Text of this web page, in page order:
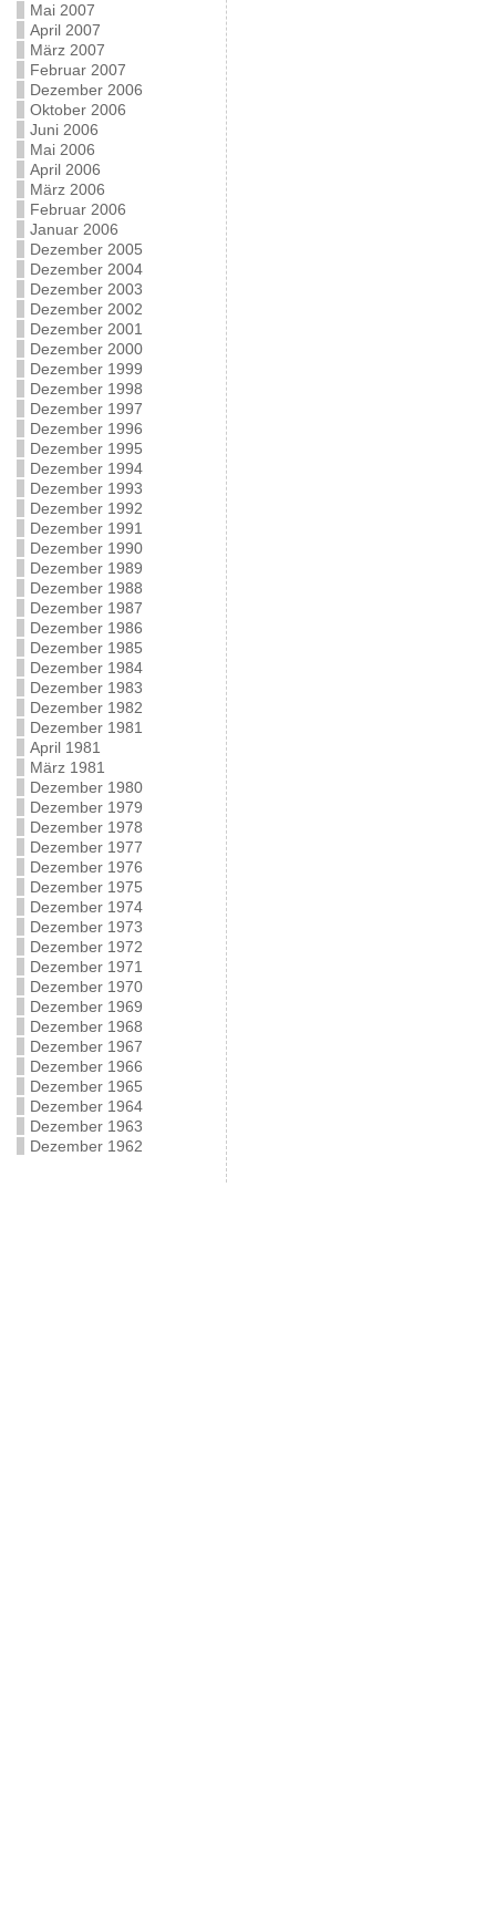
Mai 2007
April 2007
März 2007
Februar 2007
Dezember 2006
Oktober 2006
Juni 2006
Mai 2006
April 2006
März 2006
Februar 2006
Januar 2006
Dezember 2005
Dezember 2004
Dezember 2003
Dezember 2002
Dezember 2001
Dezember 2000
Dezember 1999
Dezember 1998
Dezember 1997
Dezember 1996
Dezember 1995
Dezember 1994
Dezember 1993
Dezember 1992
Dezember 1991
Dezember 1990
Dezember 1989
Dezember 1988
Dezember 1987
Dezember 1986
Dezember 1985
Dezember 1984
Dezember 1983
Dezember 1982
Dezember 1981
April 1981
März 1981
Dezember 1980
Dezember 1979
Dezember 1978
Dezember 1977
Dezember 1976
Dezember 1975
Dezember 1974
Dezember 1973
Dezember 1972
Dezember 1971
Dezember 1970
Dezember 1969
Dezember 1968
Dezember 1967
Dezember 1966
Dezember 1965
Dezember 1964
Dezember 1963
Dezember 1962